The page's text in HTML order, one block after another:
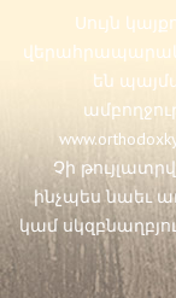
Սույն
են
Չի
ինչպես նաեւ
կամ